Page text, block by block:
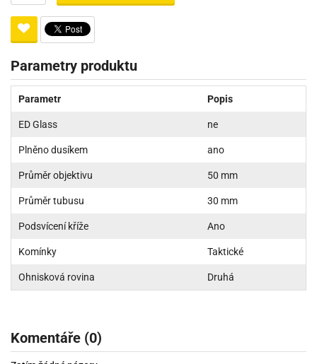
Parametry produktu
Parametr Popis
ED Glass ne
Plněno dusíkem ano
Průměr objektivu 50 mm
Průměr tubusu 30 mm
Podsvícení kříže Ano
Komínky Taktické
Ohnisková rovina Druhá
Komentáře (0)